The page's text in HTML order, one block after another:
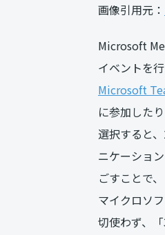
画像引用元：
Microsoft
イベントを
Microsoft
に参加した
選択すると
ニケーショ
ごすことで
マイクロソ
切使わず、